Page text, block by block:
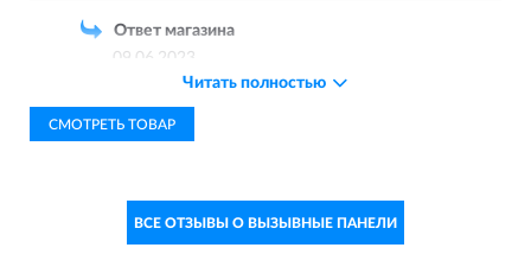
Ответ магазина
09.06.2023
Добрый день! Нет, можно обойтись следующим
стыкуются вместе стыкуются и работают, как
Читать полностью
СМОТРЕТЬ ТОВАР
ВСЕ ОТЗЫВЫ О ВЫЗЫВНЫЕ ПАНЕЛИ